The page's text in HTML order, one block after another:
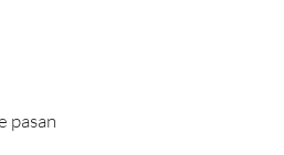
pasan